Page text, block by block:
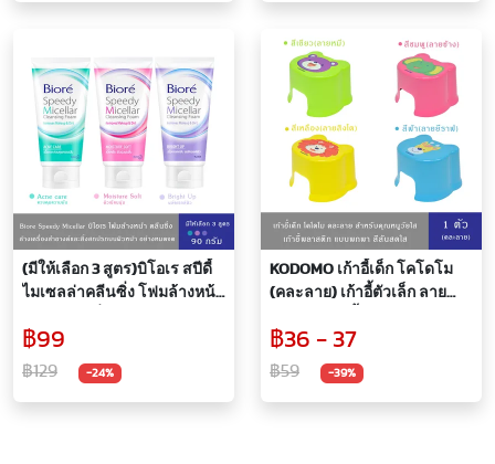
(มีให้เลือก 3 สูตร)บิโอเร สปีดี้
ไมเซลล่าคลีนซิ่ง โฟมล้างหน้า
Speedy Micellar ขนาด 90
กรัม
฿99
฿129 -24%
KODOMO เก้าอี้เด็ก โคโดโม
(คละลาย) เก้าอี้ตัวเล็ก ลาย
สะดวก 1 ตัว
฿36 - 37
฿59 -39%